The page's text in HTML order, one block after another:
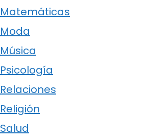
Matemáticas
Moda
Música
Psicología
Relaciones
Religión
Salud